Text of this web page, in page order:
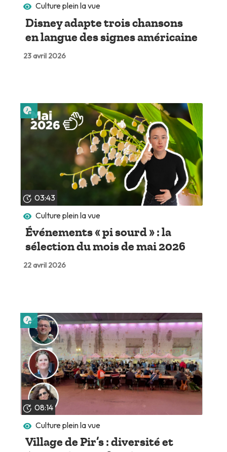
Culture plein la vue
Disney adapte trois chansons
en langue des signes américaine
23 avril 2026
03:43
Culture plein la vue
Événements « pi sourd » : la
sélection du mois de mai 2026
22 avril 2026
Lire plus tard
08:14
Culture plein la vue
Village de Pir’s : diversité et
Lire plus tard